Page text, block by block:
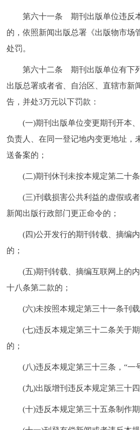
第六十一条 期刊出版单位违反本
的，依照新闻出版总署《出版物市场
处罚。
第六十二条 期刊出版单位有下列
出版总署或者省、自治区、直辖市新
告，并处3万元以下罚款：
(一)期刊出版单位变更期刊开本、
负责人、在同一登记地内变更地址，
送备案的；
(二)期刊休刊未按本规定第二十条
(三)刊载损害公共利益的虚假或者
新闻出版行政部门更正命令的；
(四)公开发行的期刊转载、摘编内
的；
(五)期刊转载、摘编互联网上的内
十八条第二款的；
(六)未按照本规定第三十一条刊载
(七)违反本规定第三十二条关于期
的；
(八)违反本规定第三十三条，“一号
(九)出版增刊违反本规定第三十四
(十)违反本规定第三十五条制作期